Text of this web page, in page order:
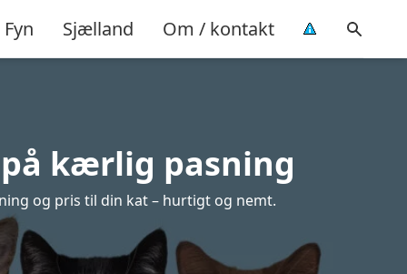
Fyn Sjælland Om / kontakt
kærlig pasning
og pris til din kat – hurtigt og nemt.